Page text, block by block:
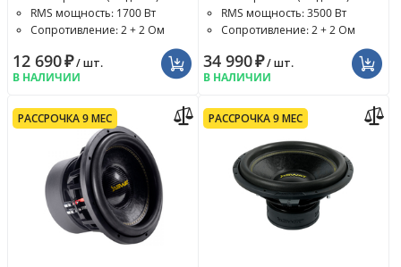
RMS мощность: 1700 Вт
Сопротивление: 2 + 2 Ом
12 690₽/ шт.
В НАЛИЧИИ
RMS мощность: 3500 Вт
Сопротивление: 2 + 2 Ом
34 990₽/ шт.
В НАЛИЧИИ
РАССРОЧКА 9 МЕС РАССРОЧКА 9 МЕС